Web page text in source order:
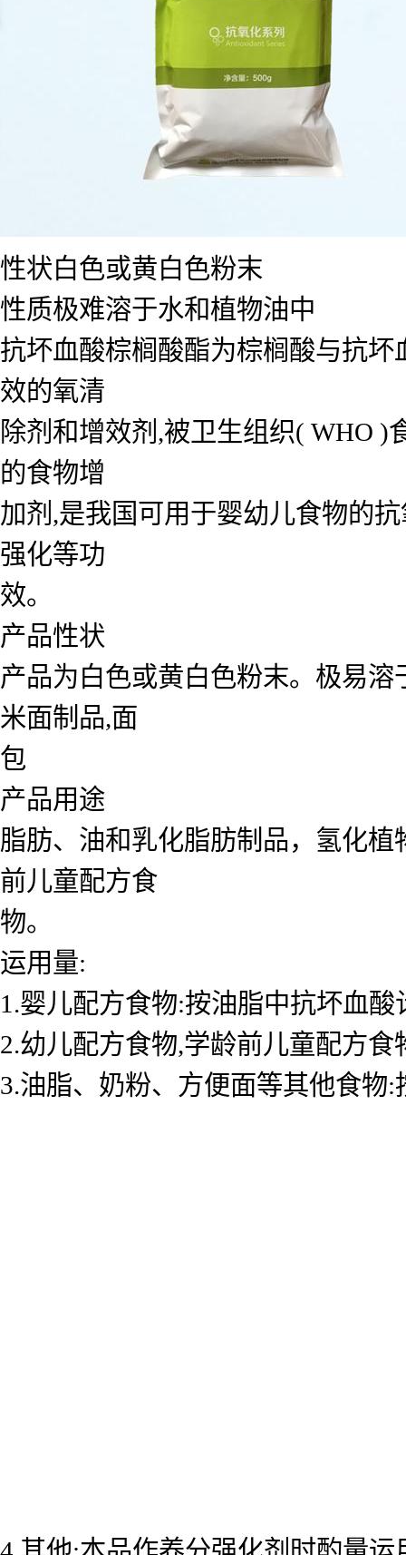
性状白色或黄白色粉末
性质极难溶于水和植物油中
抗坏血酸棕榈酸酯为棕榈酸与抗坏
效的氧清
除剂和增效剂,被卫生组织( WHO
的食物增
加剂,是我国可用于婴幼儿食物的
强化等功
效。
产品性状
产品为白色或黄白色粉末。极易
米面制品,面
包
产品用途
脂肪、油和乳化脂肪制品，氢化
前儿童配方食
物。
运用量:
1.婴儿配方食物:按油脂中抗坏血酸
2.幼儿配方食物,学龄前儿童配方
3.油脂、奶粉、方便面等其他食物